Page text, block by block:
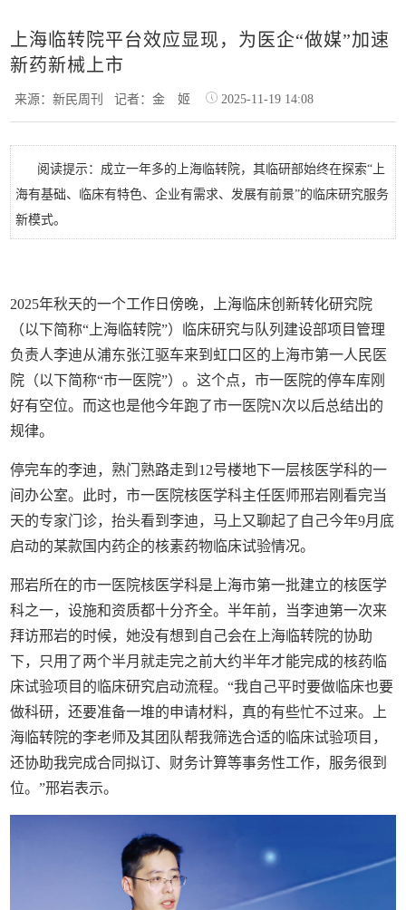
上海临转院平台效应显现，为医企“做媒”加速
新药新械上市
来源：新民周刊记者：金 姬 2025-11-19 14:08
阅读提示：成立一年多的上海临转院，其临研部始终在探索“上
海有基础、临床有特色、企业有需求、发展有前景”的临床研究服务
新模式。
2025年秋天的一个工作日傍晚，上海临床创新转化研究院
（以下简称“上海临转院”）临床研究与队列建设部项目管理
负责人李迪从浦东张江驱车来到虹口区的上海市第一人民医
院（以下简称“市一医院”）。这个点，市一医院的停车库刚
好有空位。而这也是他今年跑了市一医院N次以后总结出的
规律。
停完车的李迪，熟门熟路走到12号楼地下一层核医学科的一
间办公室。此时，市一医院核医学科主任医师邢岩刚看完当
天的专家门诊，抬头看到李迪，马上又聊起了自己今年9月底
启动的某款国内药企的核素药物临床试验情况。
邢岩所在的市一医院核医学科是上海市第一批建立的核医学
科之一，设施和资质都十分齐全。半年前，当李迪第一次来
拜访邢岩的时候，她没有想到自己会在上海临转院的协助
下，只用了两个半月就走完之前大约半年才能完成的核药临
床试验项目的临床研究启动流程。“我自己平时要做临床也要
做科研，还要准备一堆的申请材料，真的有些忙不过来。上
海临转院的李老师及其团队帮我筛选合适的临床试验项目，
还协助我完成合同拟订、财务计算等事务性工作，服务很到
位。”邢岩表示。